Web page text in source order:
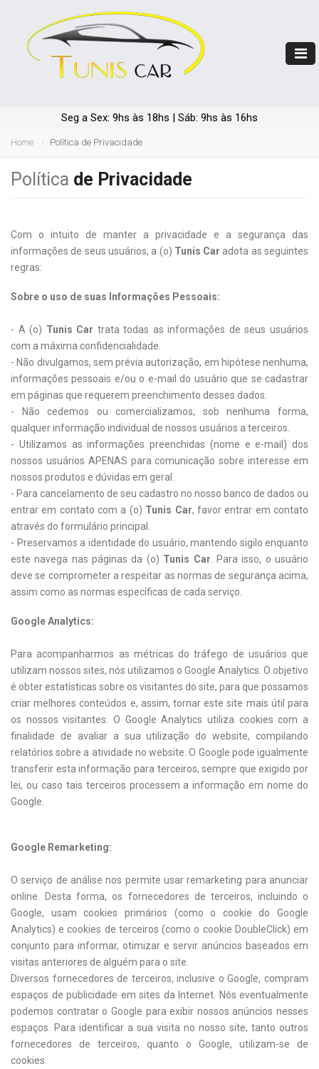
Seg a Sex: 9hs às 18hs | Sáb: 9hs às 16hs
Home Política de Privacidade
Política de Privacidade
Com o intuito de manter a privacidade e a segurança das
informações de seus usuários, a (o) Tunis Car adota as seguintes
regras:
Sobre o uso de suas Informações Pessoais:
- A (o) Tunis Car trata todas as informações de seus usuários
com a máxima confidencialidade.
- Não divulgamos, sem prévia autorização, em hipótese nenhuma,
informações pessoais e/ou o e-mail do usuário que se cadastrar
em páginas que requerem preenchimento desses dados.
- Não cedemos ou comercializamos, sob nenhuma forma,
qualquer informação individual de nossos usuários a terceiros.
- Utilizamos as informações preenchidas (nome e e-mail) dos
nossos usuários APENAS para comunicação sobre interesse em
nossos produtos e dúvidas em geral.
- Para cancelamento de seu cadastro no nosso banco de dados ou
entrar em contato com a (o) Tunis Car, favor entrar em contato
através do formulário principal.
- Preservamos a identidade do usuário, mantendo sigilo enquanto
este navega nas páginas da (o) Tunis Car . Para isso, o usuário
deve se comprometer a respeitar as normas de segurança acima,
assim como as normas específicas de cada serviço.
Google Analytics:
Para acompanharmos as métricas do tráfego de usuários que
utilizam nossos sites, nós utilizamos o Google Analytics. O objetivo
é obter estatísticas sobre os visitantes do site, para que possamos
criar melhores conteúdos e, assim, tornar este site mais útil para
os nossos visitantes. O Google Analytics utiliza cookies com a
finalidade de avaliar a sua utilização do website, compilando
relatórios sobre a atividade no website. O Google pode igualmente
transferir esta informação para terceiros, sempre que exigido por
lei, ou caso tais terceiros processem a informação em nome do
Google.
Google Remarketing:
O serviço de análise nos permite usar remarketing para anunciar
online. Desta forma, os fornecedores de terceiros, incluindo o
Google, usam cookies primários (como o cookie do Google
Analytics) e cookies de terceiros (como o cookie DoubleClick) em
conjunto para informar, otimizar e servir anúncios baseados em
visitas anteriores de alguém para o site.
Diversos fornecedores de terceiros, inclusive o Google, compram
espaços de publicidade em sites da Internet. Nós eventualmente
podemos contratar o Google para exibir nossos anúncios nesses
espaços. Para identificar a sua visita no nosso site, tanto outros
fornecedores de terceiros, quanto o Google, utilizam-se de
cookies.